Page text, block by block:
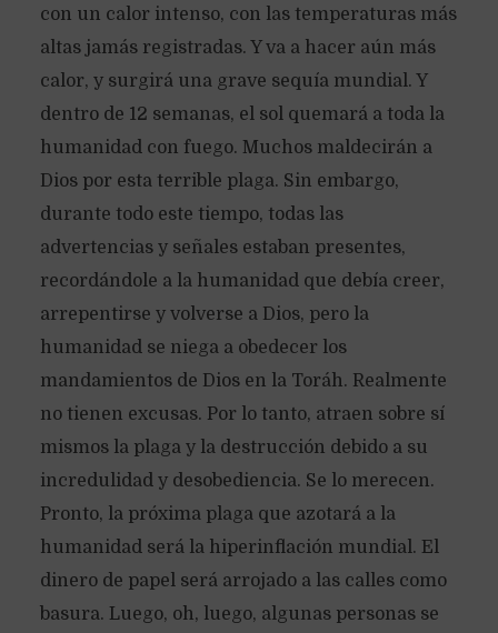
con un calor intenso, con las temperaturas más
altas jamás registradas. Y va a hacer aún más
calor, y surgirá una grave sequía mundial. Y
dentro de 12 semanas, el sol quemará a toda la
humanidad con fuego. Muchos maldecirán a
Dios por esta terrible plaga. Sin embargo,
durante todo este tiempo, todas las
advertencias y señales estaban presentes,
recordándole a la humanidad que debía creer,
arrepentirse y volverse a Dios, pero la
humanidad se niega a obedecer los
mandamientos de Dios en la Toráh. Realmente
no tienen excusas. Por lo tanto, atraen sobre sí
mismos la plaga y la destrucción debido a su
incredulidad y desobediencia. Se lo merecen.
Pronto, la próxima plaga que azotará a la
humanidad será la hiperinflación mundial. El
dinero de papel será arrojado a las calles como
basura. Luego, oh, luego, algunas personas se